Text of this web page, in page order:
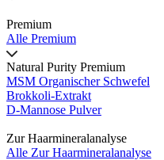
Premium
Alle Premium
Natural Purity Premium
MSM Organischer Schwefel
Brokkoli-Extrakt
D-Mannose Pulver
Zur Haarmineralanalyse
Alle Zur Haarmineralanalyse